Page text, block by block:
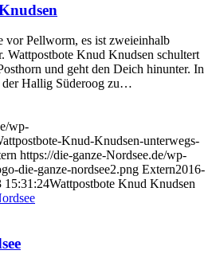
vor Pellworm, es ist zweieinhalb
Wattpostbote Knud Knudsen schultert
und geht den Deich hinunter. In
der Hallig Süderoog zu…
wp-
Knud-Knudsen-unterwegs-
https://die-ganze-Nordsee.de/wp-
die-ganze-nordsee2.png Extern2016-
15:31:24Wattpostbote Knud Knudsen